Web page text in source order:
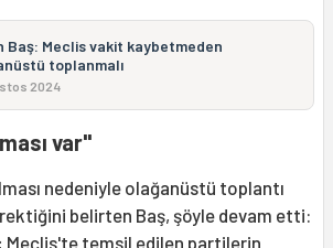
Baş: Meclis vakit kaybetmeden
toplanmalı
2024
var"
nedeniyle olağanüstü toplantı
belirten Baş, şöyle devam etti:
Meclis'te temsil edilen partilerin